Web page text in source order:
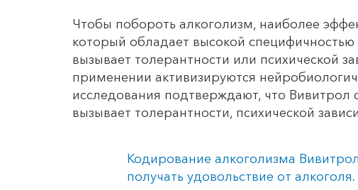
Чтобы побороть алкоголизм, наиболее
который обладает высокой
вызывает толерантности или психической
применении активизируются
исследования подтверждают, что Вивитрол
вызывает толерантности, психической
Кодирование алкоголизма
получать удовольствие от